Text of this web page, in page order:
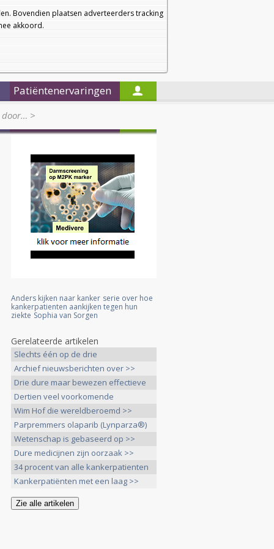
Bovendien plaatsen adverteerders tracking
akkoord.
a
a
Nieuwsbrief
Startpagina
Patiëntenervaringen
door… >
Anders kijken naar kanker serie over hoe
kankerpatienten aankijken tegen hun
ziekte Sophia van Sorgen
Gerelateerde artikelen
Slechts één op de drie
borstkankerpatiënten >>
Archief nieuwsberichten over >>
Drie dure maar bewezen effectieve
>>
Dertien veel voorkomende
zorghandelingen >>
Wim Hof die wereldberoemd >>
Parpremmers olaparib (Lynparza®)
>>
Wetenschap is gebaseerd op >>
Dure medicijnen zijn oorzaak >>
34 procent van alle kankerpatienten
>>
Kankerpatiënten met een laag >>